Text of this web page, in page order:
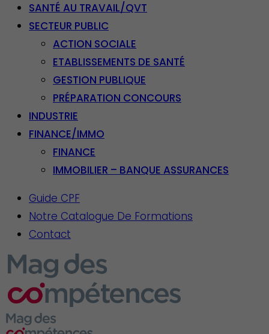
SANTÉ AU TRAVAIL/QVT
SECTEUR PUBLIC
ACTION SOCIALE
ETABLISSEMENTS DE SANTÉ
GESTION PUBLIQUE
PRÉPARATION CONCOURS
INDUSTRIE
FINANCE/IMMO
FINANCE
IMMOBILIER – BANQUE ASSURANCES
Guide CPF
Notre Catalogue De Formations
Contact